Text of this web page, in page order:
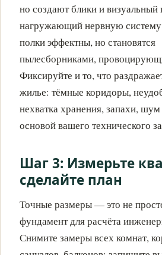
но создают блики и
нагружающий нервную
полки эффектны, но становятся
пылесборниками,
Фиксируйте и то, что
жилье: тёмные коридоры,
нехватка хранения, запахи,
основой вашего технического
Шаг 3: Измерьте
сделайте план
Точные размеры — это не
фундамент для расчёта
Снимите замеры всех комнат,